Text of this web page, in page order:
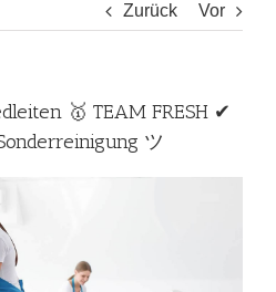
Zurück Vor
🥇 TEAM FRESH ✔
ツ